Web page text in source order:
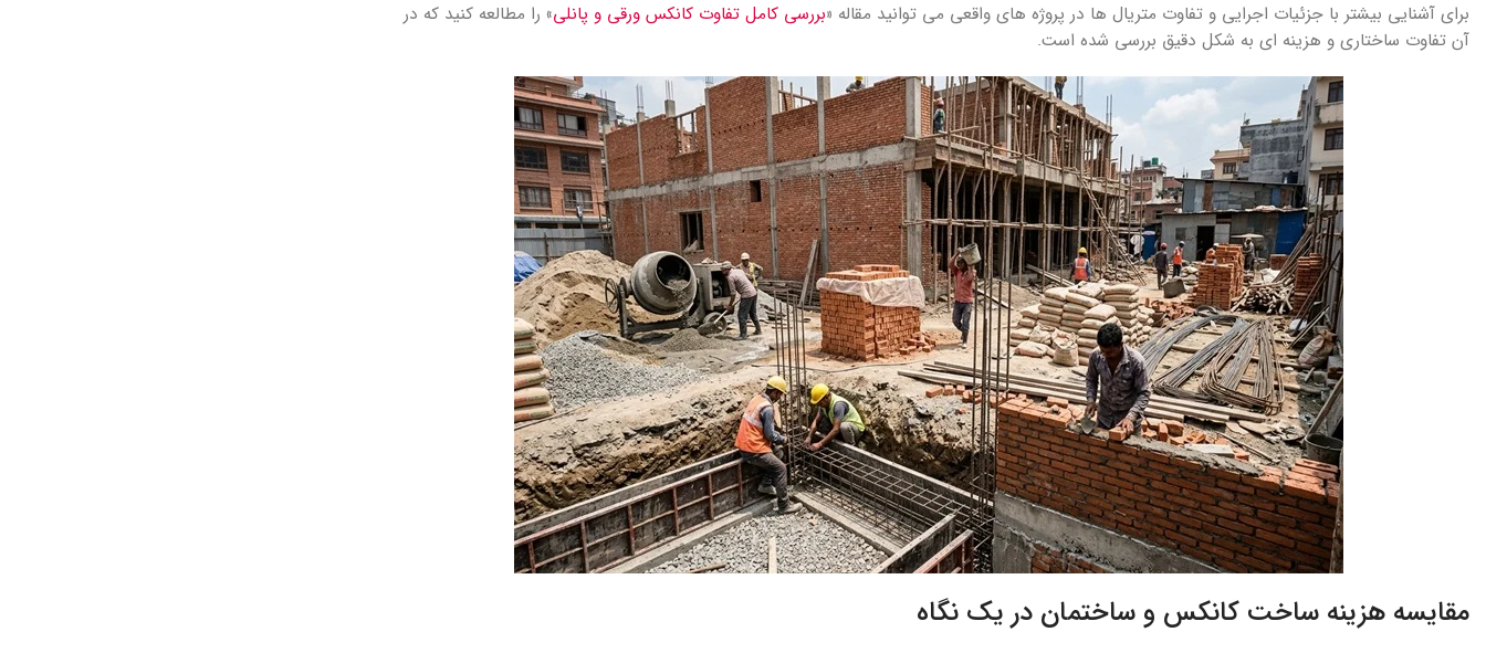
برای آشنایی بیشتر با جزئیات اجرایی و تفاوت متریال ها در پروژه های واقعی می توانید مقاله «بررسی کامل تفاوت کانکس ورقی و پانلی» را مطالعه کنید که در
آن تفاوت ساختاری و هزینه ای به شکل دقیق بررسی شده است.
مقایسه هزینه ساخت کانکس و ساختمان در یک نگاه